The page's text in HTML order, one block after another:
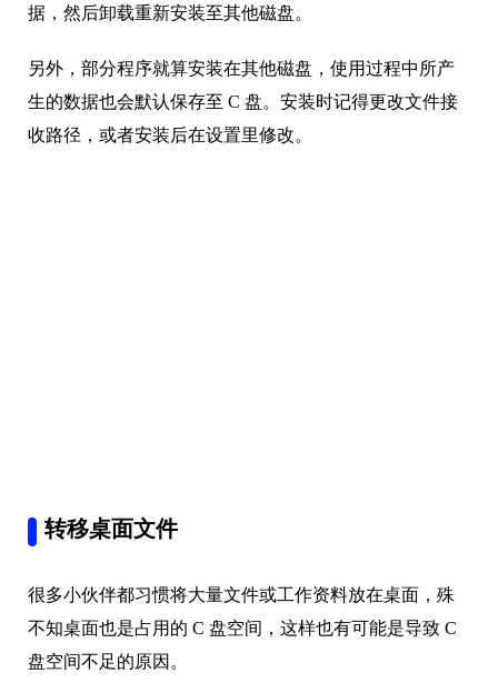
据，然后卸载重新安装至其他磁盘。
另外，部分程序就算安装在其他磁盘，使用过程中所产
生的数据也会默认保存至 C 盘。安装时记得更改文件接
收路径，或者安装后在设置里修改。
转移桌面文件
很多小伙伴都习惯将大量文件或工作资料放在桌面，殊
不知桌面也是占用的 C 盘空间，这样也有可能是导致 C
盘空间不足的原因。